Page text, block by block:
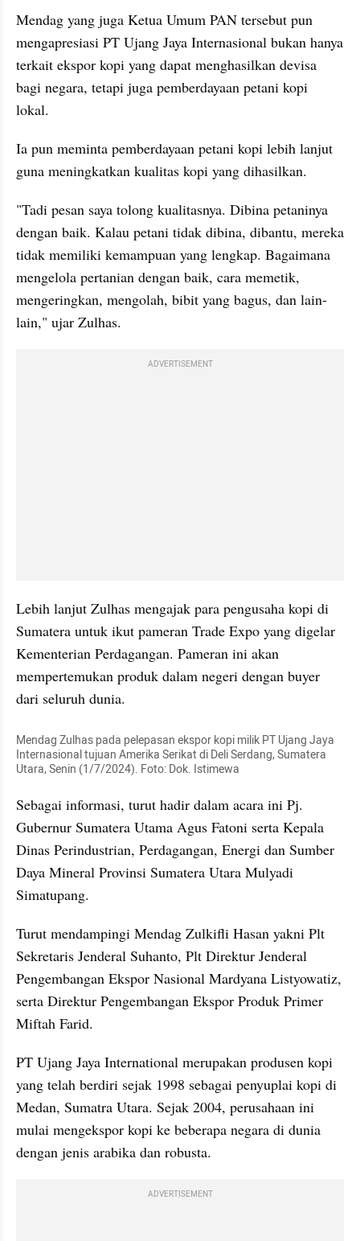
Mendag yang juga Ketua Umum PAN tersebut pun
mengapresiasi PT Ujang Jaya Internasional bukan hanya
terkait ekspor kopi yang dapat menghasilkan devisa
bagi negara, tetapi juga pemberdayaan petani kopi
lokal.
Ia pun meminta pemberdayaan petani kopi lebih lanjut
guna meningkatkan kualitas kopi yang dihasilkan.
"Tadi pesan saya tolong kualitasnya. Dibina petaninya
dengan baik. Kalau petani tidak dibina, dibantu, mereka
tidak memiliki kemampuan yang lengkap. Bagaimana
mengelola pertanian dengan baik, cara memetik,
mengeringkan, mengolah, bibit yang bagus, dan lain-
lain," ujar Zulhas.
ADVERTISEMENT
Lebih lanjut Zulhas mengajak para pengusaha kopi di
Sumatera untuk ikut pameran Trade Expo yang digelar
Kementerian Perdagangan. Pameran ini akan
mempertemukan produk dalam negeri dengan buyer
dari seluruh dunia.
Mendag Zulhas pada pelepasan ekspor kopi milik PT Ujang Jaya
Internasional tujuan Amerika Serikat di Deli Serdang, Sumatera
Utara, Senin (1/7/2024). Foto: Dok. Istimewa
Sebagai informasi, turut hadir dalam acara ini Pj.
Gubernur Sumatera Utama Agus Fatoni serta Kepala
Dinas Perindustrian, Perdagangan, Energi dan Sumber
Daya Mineral Provinsi Sumatera Utara Mulyadi
Simatupang.
Turut mendampingi Mendag Zulkifli Hasan yakni Plt
Sekretaris Jenderal Suhanto, Plt Direktur Jenderal
Pengembangan Ekspor Nasional Mardyana Listyowatiz,
serta Direktur Pengembangan Ekspor Produk Primer
Miftah Farid.
PT Ujang Jaya International merupakan produsen kopi
yang telah berdiri sejak 1998 sebagai penyuplai kopi di
Medan, Sumatra Utara. Sejak 2004, perusahaan ini
mulai mengekspor kopi ke beberapa negara di dunia
dengan jenis arabika dan robusta.
ADVERTISEMENT